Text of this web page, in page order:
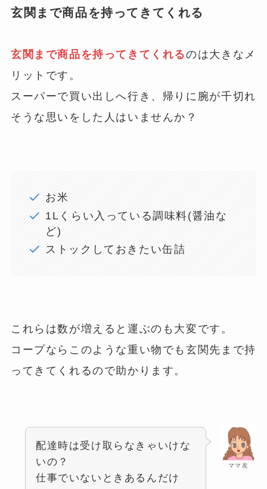
玄関まで商品を持ってきてくれる
玄関まで商品を持ってきてくれるのは大きなメ
リットです。
スーパーで買い出しへ行き、帰りに腕が千切れ
そうな思いをした人はいませんか？
お米
1Lくらい入っている調味料(醤油な
ど)
ストックしておきたい缶詰
これらは数が増えると運ぶのも大変です。
コープならこのような重い物でも玄関先まで持
ってきてくれるので助かります。
ママ友
配達時は受け取らなきゃいけな
いの？
仕事でいないときあるんだけ